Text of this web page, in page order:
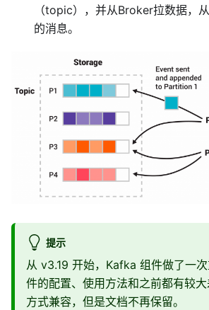
（topic），并从Broker拉数据，
的消息。
提示
从 v3.19 开始，Kafka 组件做了一
件的配置、使用方法和之前都有较
方式兼容，但是文档不再保留。